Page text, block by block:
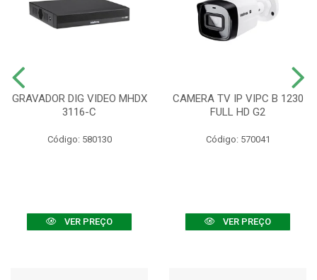
GRAVADOR DIG VIDEO MHDX
3116-C
Código: 580130
VER PREÇO
CAMERA TV IP VIPC B 1230
FULL HD G2
Código: 570041
VER PREÇO